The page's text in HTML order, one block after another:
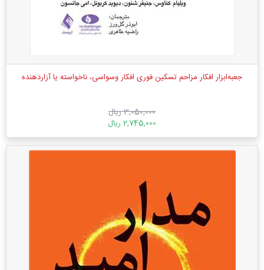
جعبه‌ابزار افکار مزاحم تسکین فوری افکار وسواسی، ناخواسته یا آزاردهنده
3,050,000 ریال
2,745,000 ریال